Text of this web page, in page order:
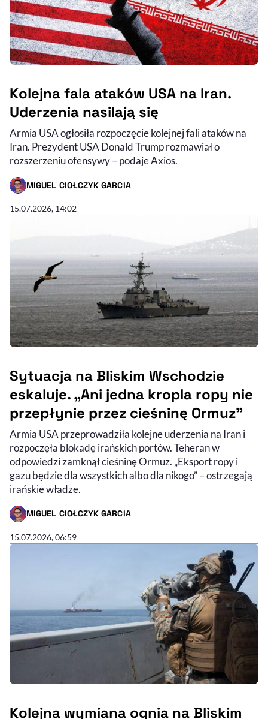
Kolejna fala ataków USA na Iran.
Uderzenia nasilają się
Armia USA ogłosiła rozpoczęcie kolejnej fali ataków na
Iran. Prezydent USA Donald Trump rozmawiał o
rozszerzeniu ofensywy – podaje Axios.
MIGUEL CIOŁCZYK GARCIA
- AUTOR ARTYKUŁU - PROFIL
15.07.2026, 14:02
Sytuacja na Bliskim Wschodzie
eskaluje. „Ani jedna kropla ropy nie
przepłynie przez cieśninę Ormuz”
Armia USA przeprowadziła kolejne uderzenia na Iran i
rozpoczęła blokadę irańskich portów. Teheran w
odpowiedzi zamknął cieśninę Ormuz. „Eksport ropy i
gazu będzie dla wszystkich albo dla nikogo” – ostrzegają
irańskie władze.
MIGUEL CIOŁCZYK GARCIA
- AUTOR ARTYKUŁU - PROFIL
15.07.2026, 06:59
Kolejna wymiana ognia na Bliskim